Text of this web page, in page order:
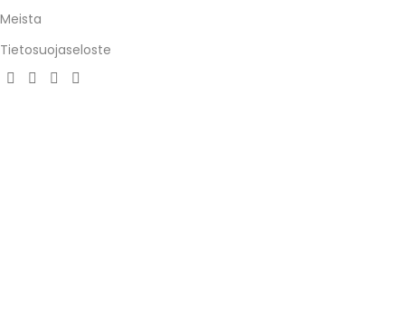
Meista
Tietosuojaseloste